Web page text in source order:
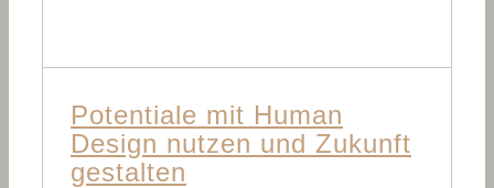
Potentiale mit Human
Design nutzen und Zukunft
gestalten